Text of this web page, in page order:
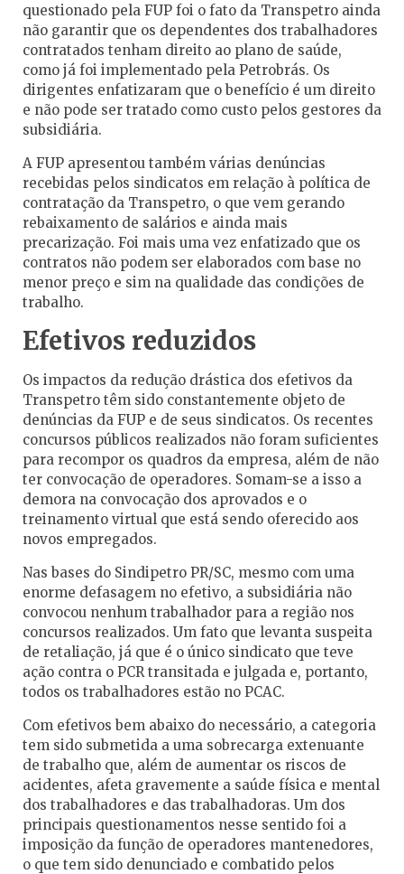
questionado pela FUP foi o fato da Transpetro ainda
não garantir que os dependentes dos trabalhadores
contratados tenham direito ao plano de saúde,
como já foi implementado pela Petrobrás. Os
dirigentes enfatizaram que o benefício é um direito
e não pode ser tratado como custo pelos gestores da
subsidiária.
A FUP apresentou também várias denúncias
recebidas pelos sindicatos em relação à política de
contratação da Transpetro, o que vem gerando
rebaixamento de salários e ainda mais
precarização. Foi mais uma vez enfatizado que os
contratos não podem ser elaborados com base no
menor preço e sim na qualidade das condições de
trabalho.
Efetivos reduzidos
Os impactos da redução drástica dos efetivos da
Transpetro têm sido constantemente objeto de
denúncias da FUP e de seus sindicatos. Os recentes
concursos públicos realizados não foram suficientes
para recompor os quadros da empresa, além de não
ter convocação de operadores. Somam-se a isso a
demora na convocação dos aprovados e o
treinamento virtual que está sendo oferecido aos
novos empregados.
Nas bases do Sindipetro PR/SC, mesmo com uma
enorme defasagem no efetivo, a subsidiária não
convocou nenhum trabalhador para a região nos
concursos realizados. Um fato que levanta suspeita
de retaliação, já que é o único sindicato que teve
ação contra o PCR transitada e julgada e, portanto,
todos os trabalhadores estão no PCAC.
Com efetivos bem abaixo do necessário, a categoria
tem sido submetida a uma sobrecarga extenuante
de trabalho que, além de aumentar os riscos de
acidentes, afeta gravemente a saúde física e mental
dos trabalhadores e das trabalhadoras. Um dos
principais questionamentos nesse sentido foi a
imposição da função de operadores mantenedores,
o que tem sido denunciado e combatido pelos